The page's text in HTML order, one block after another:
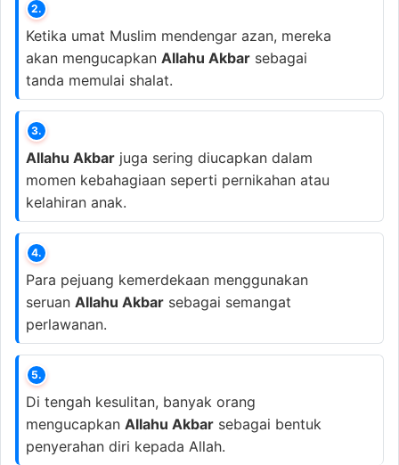
2.
Ketika umat Muslim mendengar azan, mereka
akan mengucapkan Allahu Akbar sebagai
tanda memulai shalat.
3.
Allahu Akbar juga sering diucapkan dalam
momen kebahagiaan seperti pernikahan atau
kelahiran anak.
4.
Para pejuang kemerdekaan menggunakan
seruan Allahu Akbar sebagai semangat
perlawanan.
5.
Di tengah kesulitan, banyak orang
mengucapkan Allahu Akbar sebagai bentuk
penyerahan diri kepada Allah.